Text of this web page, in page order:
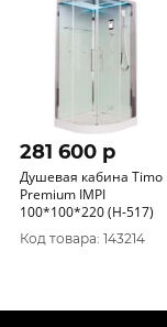
281 600 p
Душевая кабина Timo
Premium IMPI
100*100*220 (H-517)
Код товара: 143214